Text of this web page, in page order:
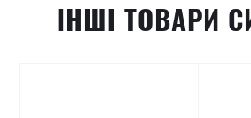
ІНШІ ТОВАРИ